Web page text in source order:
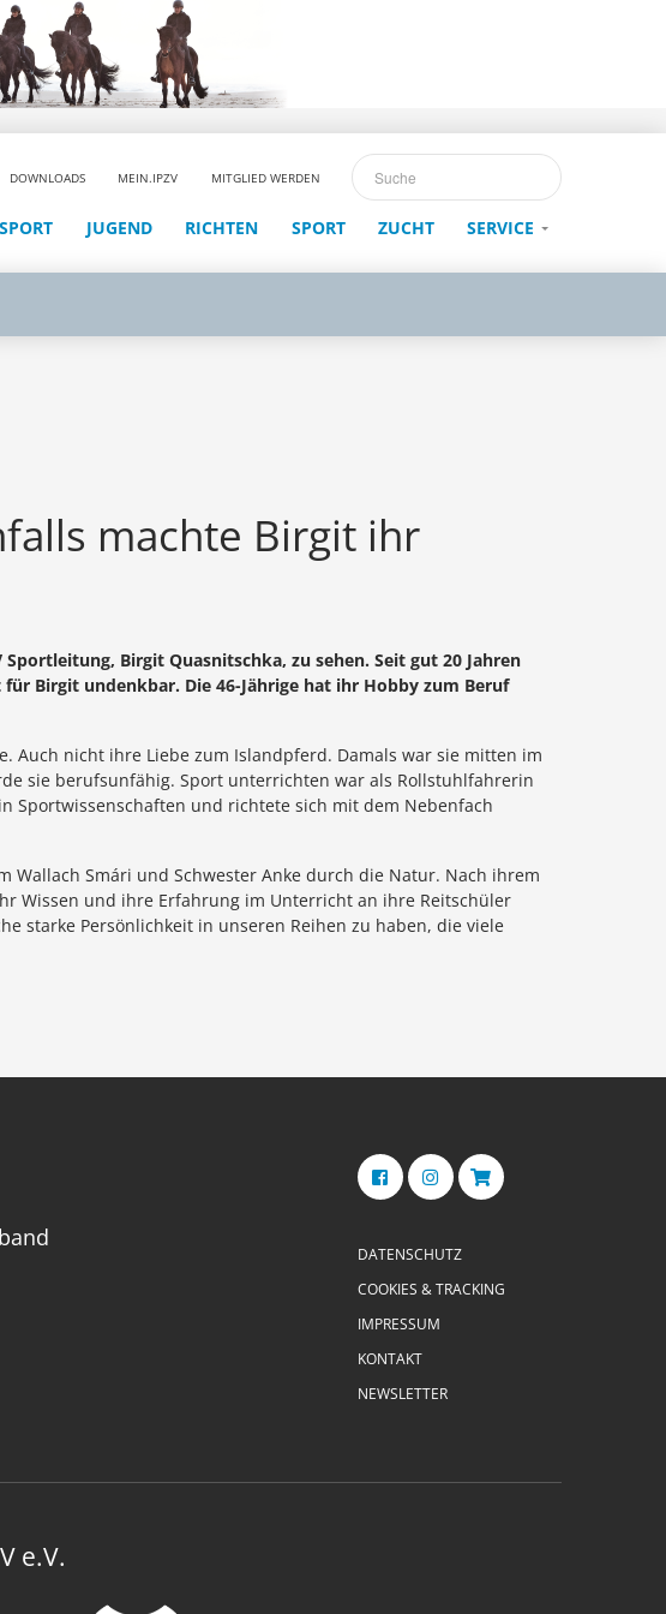
DOWNLOADS MEIN.IPZV MITGLIED WERDEN
JUGEND RICHTEN SPORT ZUCHT SERVICE
machte Birgit ihr
Birgit Quasnitschka, zu sehen. Seit gut 20 Jahren
Birgit undenkbar. Die 46-Jährige hat ihr Hobby zum Beruf
Auch nicht ihre Liebe zum Islandpferd. Damals war sie mitten im
sie berufsunfähig. Sport unterrichten war als Rollstuhlfahrerin
Sportwissenschaften und richtete sich mit dem Nebenfach
Smári und Schwester Anke durch die Natur. Nach ihrem
Wissen und ihre Erfahrung im Unterricht an ihre Reitschüler
starke Persönlichkeit in unseren Reihen zu haben, die viele
DATENSCHUTZ
COOKIES & TRACKING
IMPRESSUM
KONTAKT
NEWSLETTER
e.V.